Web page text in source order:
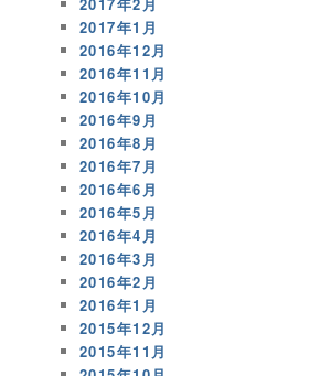
2017年2月
2017年1月
2016年12月
2016年11月
2016年10月
2016年9月
2016年8月
2016年7月
2016年6月
2016年5月
2016年4月
2016年3月
2016年2月
2016年1月
2015年12月
2015年11月